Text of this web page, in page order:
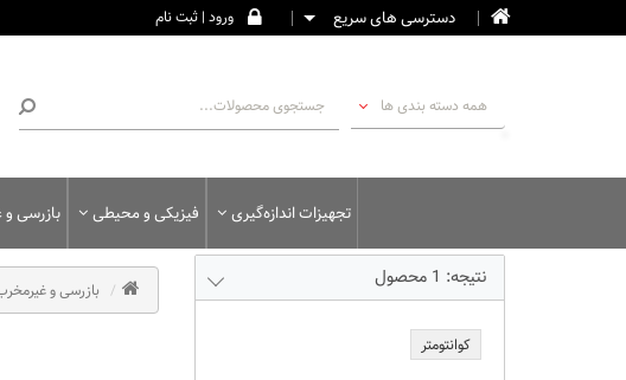
دسترسی های سریع ورود | ثبت نام
همه دسته بندی ها
تجهیزات اندازه‌گیری فیزیکی و محیطی بازرسی
بازرسی و نتیجه: 1 محصول
کوانتومتر